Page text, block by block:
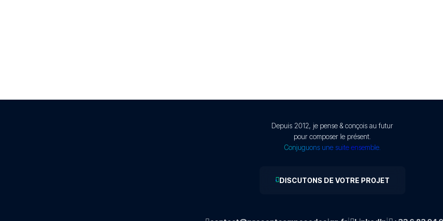
Depuis 2012, je pense & conçois au futur
pour composer le présent.
Conjuguons une suite ensemble.
DISCUTONS DE VOTRE PROJET